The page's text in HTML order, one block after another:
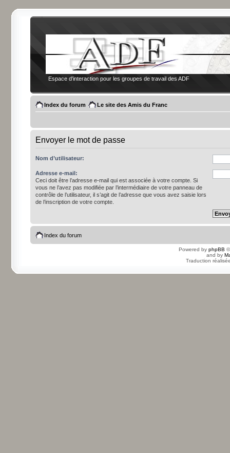
Espace d'interaction pour les groupes de travail des ADF
Index du forum Le site des Amis du Franc
Envoyer le mot de passe
Nom d’utilisateur:
Adresse e-mail:
Ceci doit être l’adresse e-mail qui est associée à votre compte. Si
vous ne l’avez pas modifiée par l’intermédiaire de votre panneau de
contrôle de l’utilisateur, il s’agit de l’adresse que vous avez saisie lors
de l’inscription de votre compte.
Index du forum
Powered by phpBB
and by
Traduction